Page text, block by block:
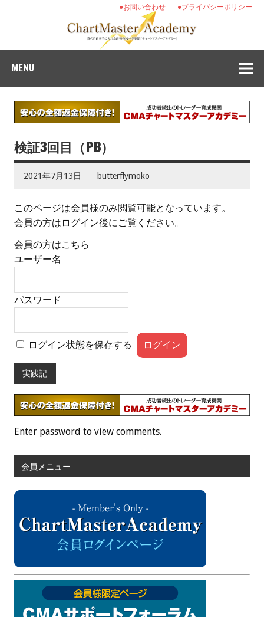
●プライバシーポリシー
●お問い合わせ
MENU
検証3回目（PB）
2021年7月13日 butterflymoko
このページは会員様のみ閲覧可能となっています。
会員の方はログイン後にご覧ください。
会員の方はこちら
ユーザー名
パスワード
ログイン状態を保存する
実践記
Enter password to view comments.
会員メニュー